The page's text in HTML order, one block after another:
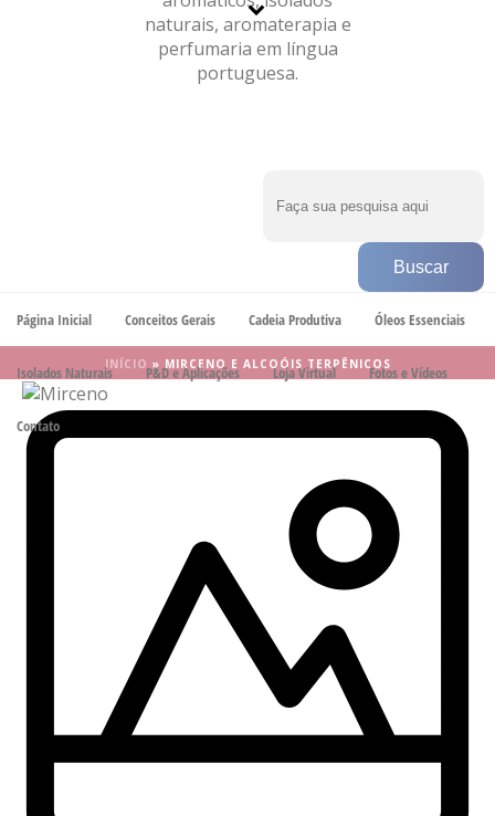
Página Inicial Conceitos Gerais Cadeia Produtiva Óleos Essenciais
Isolados Naturais P&D e Aplicações Loja Virtual Fotos e Vídeos
Contato
INÍCIO » MIRCENO E ALCOÓIS TERPÊNICOS